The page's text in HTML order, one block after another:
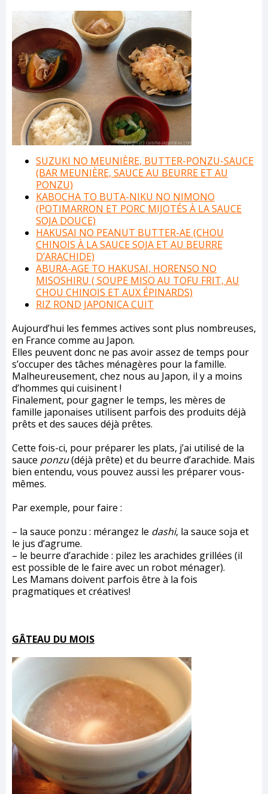
SUZUKI NO MEUNIÈRE, BUTTER-PONZU-SAUCE
(BAR MEUNIÈRE, SAUCE AU BEURRE ET AU
PONZU)
KABOCHA TO BUTA-NIKU NO NIMONO
(POTIMARRON ET PORC MIJOTÉS À LA SAUCE
SOJA DOUCE)
HAKUSAI NO PEANUT BUTTER-AE (CHOU
CHINOIS À LA SAUCE SOJA ET AU BEURRE
D’ARACHIDE)
ABURA-AGE TO HAKUSAI, HORENSO NO
MISOSHIRU ( SOUPE MISO AU TOFU FRIT, AU
CHOU CHINOIS ET AUX ÉPINARDS)
RIZ ROND JAPONICA CUIT
Aujourd’hui les femmes actives sont plus nombreuses,
en France comme au Japon.
Elles peuvent donc ne pas avoir assez de temps pour
s’occuper des tâches ménagères pour la famille.
Malheureusement, chez nous au Japon, il y a moins
d’hommes qui cuisinent !
Finalement, pour gagner le temps, les mères de
famille japonaises utilisent parfois des produits déjà
prêts et des sauces déjà prêtes.
Cette fois-ci, pour préparer les plats, j’ai utilisé de la
sauce ponzu(déjà prête) et du beurre d’arachide. Mais
bien entendu, vous pouvez aussi les préparer vous-
mêmes.
Par exemple, pour faire :
– la sauce ponzu : mérangez le dashi, la sauce soja et
le jus d’agrume.
– le beurre d’arachide : pilez les arachides grillées (il
est possible de le faire avec un robot ménager).
Les Mamans doivent parfois être à la fois
pragmatiques et créatives!
GÂTEAU DU MOIS